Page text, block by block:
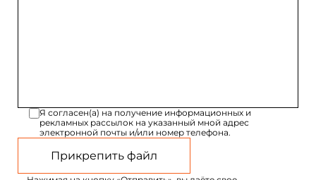
Я согласен(а) на получение информационных и
рекламных рассылок на указанный мной адрес
электронной почты и/или номер телефона.
Прикрепить файл